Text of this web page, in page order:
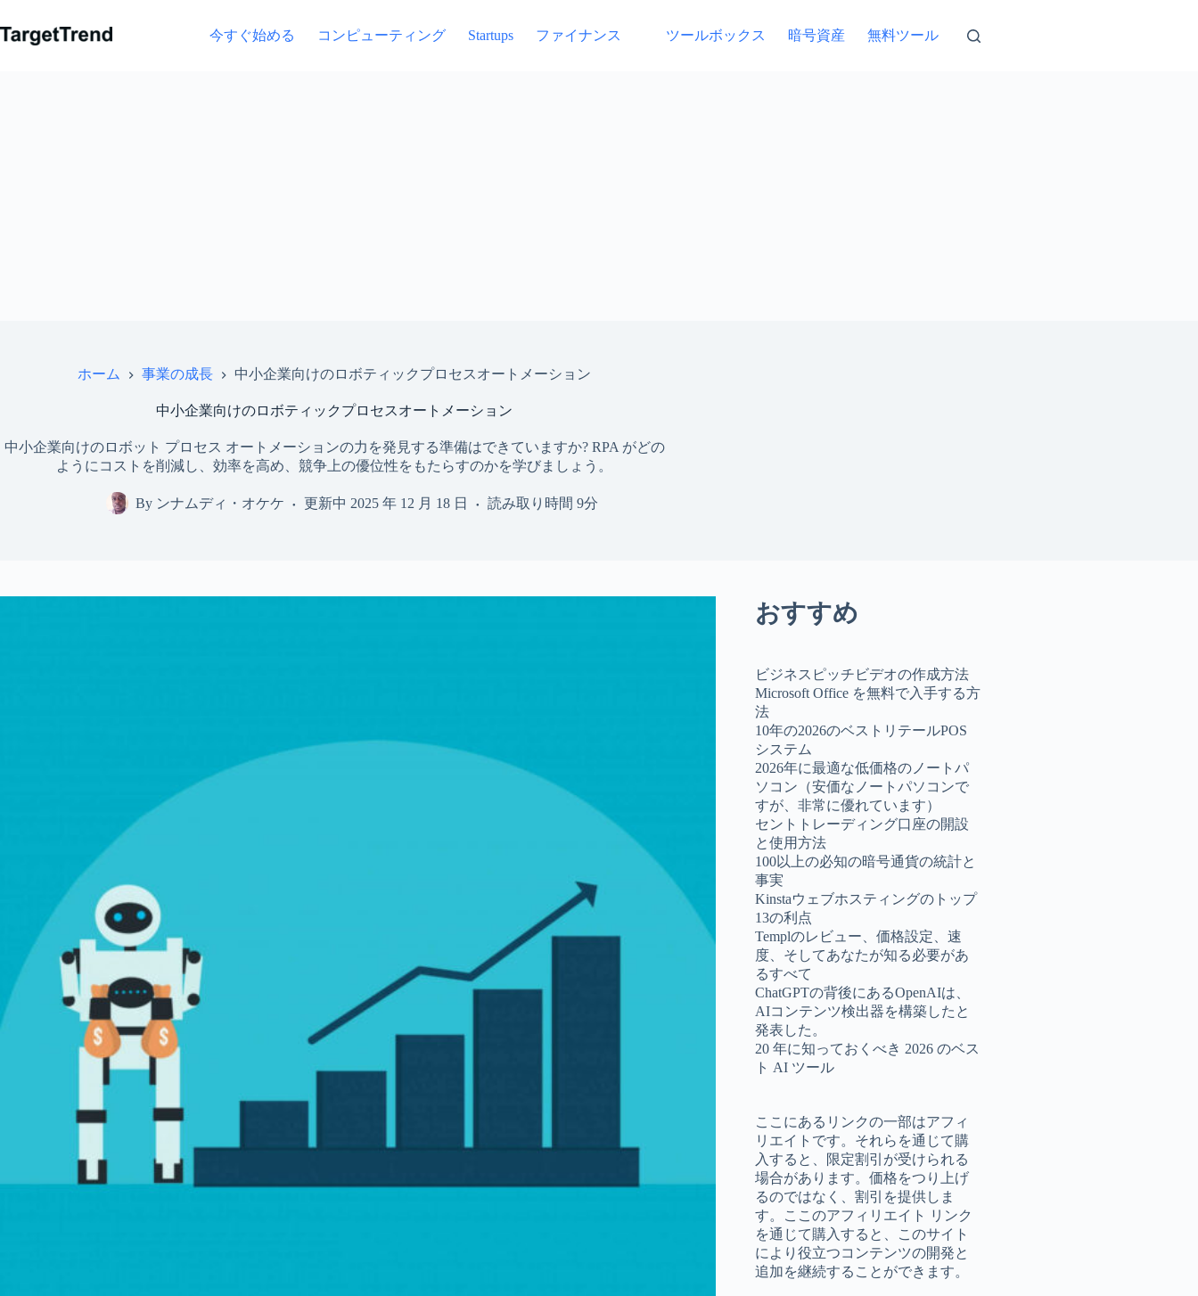
ン
テ
今すぐ始める コンピューティング Startups ファイナンス ツールボックス 暗号資産 無料ツール
ホーム 事業の成長 中小企業向けのロボティックプロセスオートメーション
中小企業向けのロボティックプロセスオートメーション
中小企業向けのロボット プロセス オートメーションの力を発見する準備はできていますか? RPA がどの
ようにコストを削減し、効率を高め、競争上の優位性をもたらすのかを学びましょう。
By ンナムディ・オケケ 更新中 2025 年 12 月 18 日 読み取り時間 9分
おすすめ
ビジネスピッチビデオの作成方法
Microsoft Office を無料で入手する方
法
10年の2026のベストリテールPOS
システム
2026年に最適な低価格のノートパ
ソコン（安価なノートパソコンで
すが、非常に優れています）
セントトレーディング口座の開設
と使用方法
100以上の必知の暗号通貨の統計と
事実
Kinstaウェブホスティングのトップ
13の利点
Templのレビュー、価格設定、速
度、そしてあなたが知る必要があ
るすべて
ChatGPTの背後にあるOpenAIは、
AIコンテンツ検出器を構築したと
発表した。
20 年に知っておくべき 2026 のベス
ト AI ツール
ここにあるリンクの一部はアフィ
リエイトです。それらを通じて購
入すると、限定割引が受けられる
場合があります。価格をつり上げ
るのではなく、割引を提供しま
す。ここのアフィリエイト リンク
を通じて購入すると、このサイト
により役立つコンテンツの開発と
追加を継続することができます。